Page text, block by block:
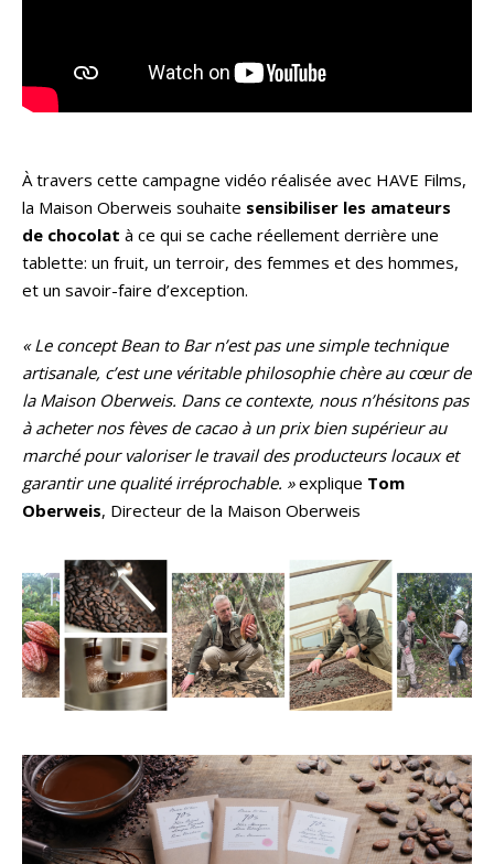
À travers cette campagne vidéo réalisée avec HAVE Films,
la Maison Oberweis souhaite sensibiliser les amateurs
de chocolat à ce qui se cache réellement derrière une
tablette: un fruit, un terroir, des femmes et des hommes,
et un savoir-faire d’exception.
« Le concept Bean to Bar n’est pas une simple technique
artisanale, c’est une véritable philosophie chère au cœur de
la Maison Oberweis. Dans ce contexte, nous n’hésitons pas
à acheter nos fèves de cacao à un prix bien supérieur au
marché pour valoriser le travail des producteurs locaux et
garantir une qualité irréprochable. »explique Tom
Oberweis, Directeur de la Maison Oberweis